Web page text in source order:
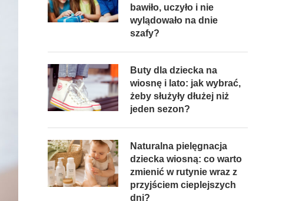
bawiło, uczyło i nie
wylądowało na dnie
szafy?
Buty dla dziecka na
wiosnę i lato: jak wybrać,
żeby służyły dłużej niż
jeden sezon?
Naturalna pielęgnacja
dziecka wiosną: co warto
zmienić w rutynie wraz z
przyjściem cieplejszych
dni?